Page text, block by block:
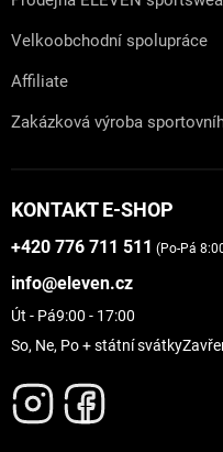
Velkoobchodní spolupráce
Affiliate
Zakázková výroba
KONTAKT E-SHOP
+420 776 711 511 (Po-Pá
info@eleven.cz
Út - Pá9:00 - 17:00
So, Ne, Po + státní svátky